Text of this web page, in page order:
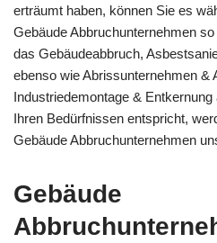
erträumt haben, können Sie es
Gebäude Abbruchunternehmen
das Gebäudeabbruch,
ebenso wie Abrissunternehmen &
Industriedemontage &
Ihren Bedürfnissen entspricht,
Gebäude Abbruchunternehmen
Gebäude